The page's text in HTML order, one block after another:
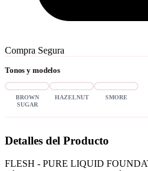
Compra Segura
Tonos y modelos
BROWN
SUGAR
HAZELNUT SMORE
Detalles del Producto
FLESH - PURE LIQUID